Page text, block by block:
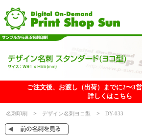
ご注文後、お渡し（出荷）までに2〜3営
詳しくはこちら
名刺印刷 デザイン名刺ヨコ型 DY-033